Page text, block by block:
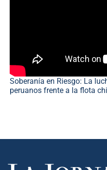
Soberanía en Riesgo: La
peruanos frente a la flota